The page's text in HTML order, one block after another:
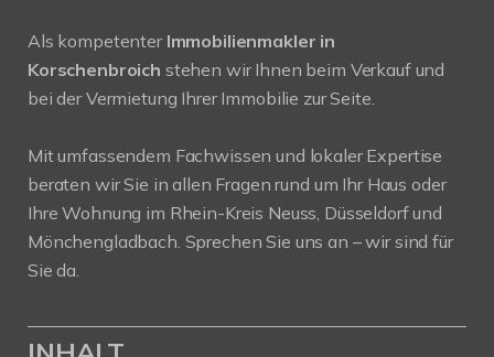
Als kompetenter Immobilienmakler in
Korschenbroich stehen wir Ihnen beim Verkauf und
bei der Vermietung Ihrer Immobilie zur Seite.
Mit umfassendem Fachwissen und lokaler Expertise
beraten wir Sie in allen Fragen rund um Ihr Haus oder
Ihre Wohnung im Rhein-Kreis Neuss, Düsseldorf und
Mönchengladbach. Sprechen Sie uns an – wir sind für
Sie da.